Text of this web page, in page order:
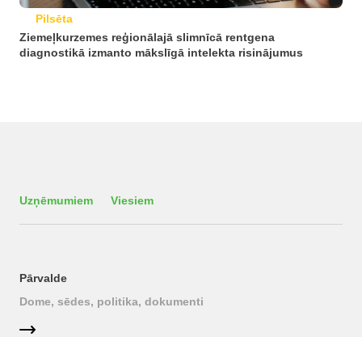
Pilsēta
Ziemeļkurzemes reģionālajā slimnīcā rentgena
diagnostikā izmanto mākslīgā intelekta risinājumus
Uzņēmumiem Viesiem
Pārvalde
Dome, sēdes, politika, dokumenti